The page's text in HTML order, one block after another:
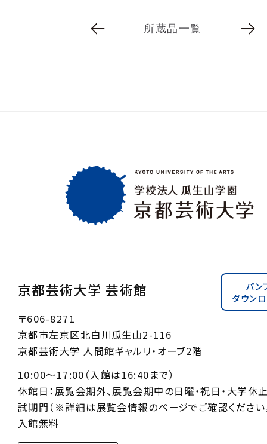
所蔵品一覧
京都芸術大学 芸術館
パン
ダウン
〒606-8271
京都市左京区北白川瓜生山2-116
京都芸術大学 人間館ギャルリ・オーブ2階
10:00〜17:00（入館は16:40まで）
休館日：展覧会期外、展覧会期中の日曜・祝日・大学休
試期間（※詳細は展覧会情報のページでご確認ください
入館無料